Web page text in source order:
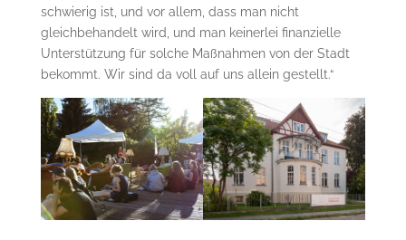
schwierig ist, und vor allem, dass man nicht
gleichbehandelt wird, und man keinerlei finanzielle
Unterstützung für solche Maßnahmen von der Stadt
bekommt. Wir sind da voll auf uns allein gestellt.“